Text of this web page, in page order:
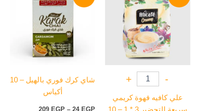
-
+
علي كافيه قهوة كريمي
سريعة التحضير 3 * 1 – 10
265 EGP.
225 EGP.
شاي كرك فوري بالهيل – 10
أكياس
24 EGP
–
209 EGP
خلال
من
المختلفة
المنتج.
اختيار